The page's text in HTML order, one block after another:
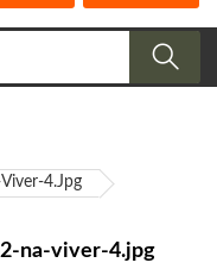
4.jpg
na-viver-4.jpg